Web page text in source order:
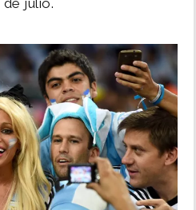
julio.